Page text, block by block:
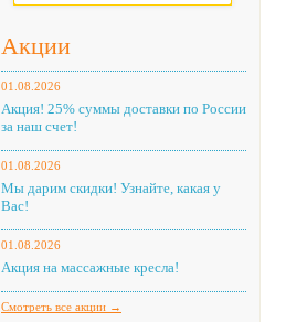
Акции
01.08.2026
Акция! 25% суммы доставки по России
за наш счет!
01.08.2026
Мы дарим скидки! Узнайте, какая у
Вас!
01.08.2026
Акция на массажные кресла!
Смотреть все акции →